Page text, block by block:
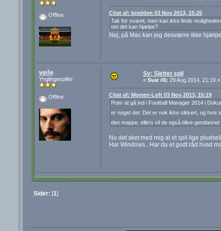
Offline
Citat af: bredden 03 Nov 2013, 15:25
Tak for svaret, men kan ikke finde
om det kan hjælpe?
Nej, på Mac kan jeg desværre ikke
veile
Ynglingespiller
Offline
Sv: Slettet spil
« Svar #6: 29 Aug 2014, 21:19 »
Citat af: Morten-Loft 03 Nov 2013, 15:19
Prøv at gå ind i Football Manager 2014 i
er noget der. Det er nok ikke sikkert, og
den mappe, ellers vil de også blive gendannet
Nu det sket med mig at et spil lige
Har Windows.. Har du et godt råd hvad
Sider: [1]